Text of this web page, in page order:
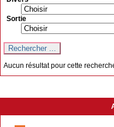
Sortie
Aucun résultat pour cette